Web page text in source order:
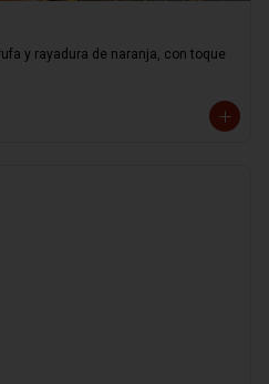
y rayadura de naranja, con toque